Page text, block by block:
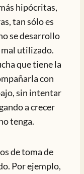
hipócritas,
tan sólo es
se desarrollo
utilizado.
que tiene la
con
sin intentar
a crecer
tenga.
de toma de
Por ejemplo,